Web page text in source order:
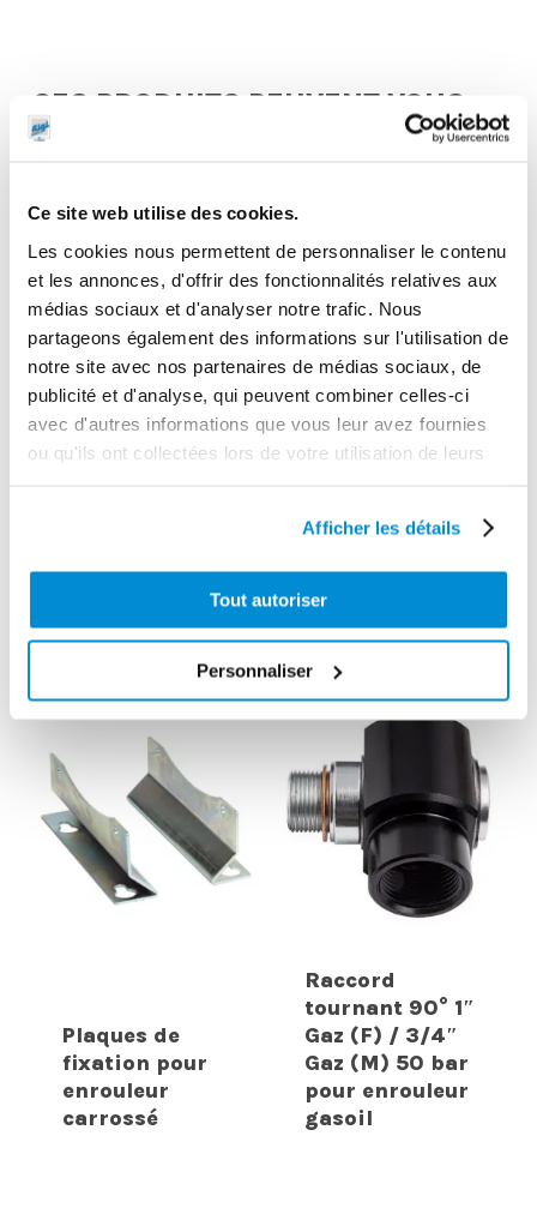
Ce site web utilise des cookies.
Les cookies nous permettent de personnaliser le contenu
et les annonces, d'offrir des fonctionnalités relatives aux
médias sociaux et d'analyser notre trafic. Nous
partageons également des informations sur l'utilisation de
notre site avec nos partenaires de médias sociaux, de
publicité et d'analyse, qui peuvent combiner celles-ci
avec d'autres informations que vous leur avez fournies
ou qu'ils ont collectées lors de votre utilisation de leurs
Afficher les détails
Tout autoriser
Personnaliser
CES PRODUITS PEUVENT VOUS
INTERESSER
rechange 5
Pivot
enrouleur 15 m
special AdBlue
Plaques de
fixation pour
enrouleur
carrossé
Raccord
tournant 90° 1″
Gaz (F) / 3/4″
Gaz (M) 50 bar
pour enrouleur
gasoil